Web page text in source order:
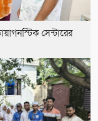
সেন্টারের